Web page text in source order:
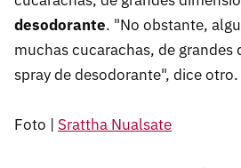
desodorante. "No obstante,
muchas cucarachas, de grandes
spray de desodorante", dice otro.
Foto | Srattha Nualsate